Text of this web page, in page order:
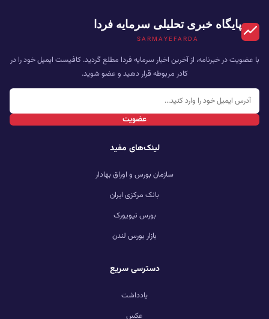
پایگاه خبری تحلیلی سرمایه فردا
SARMAYEFARDA
با عضویت در خبرنامه، از آخرین اخبار سرمایه فردا مطلع گردید. کافیست ایمیل خود را در
کادر مربوطه قرار دهید و عضو شوید.
عضویت
لینک‌های مفید
سازمان بورس و اوراق بهادار
بانک مرکزی ایران
بورس نیویورک
بازار بورس لندن
دسترسی سریع
یادداشت
عکس